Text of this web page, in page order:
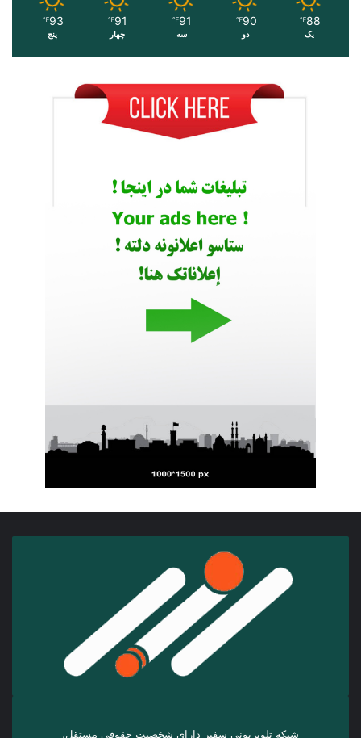
88
℉
یک
90
℉
دو
91
℉
سه
91
℉
چهار
93
℉
پنج
شبکه تلویزیونی سفیر دارای شخصیت حقوقی مستقل،